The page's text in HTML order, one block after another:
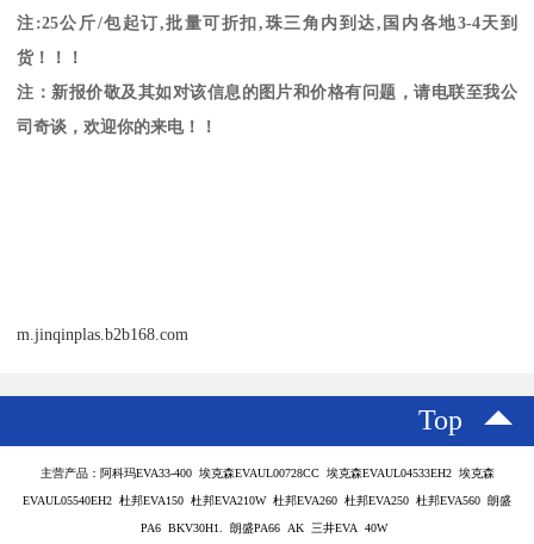
注 :25公斤/包起订,批量可折扣, 珠三角内到达, 国内各地3-4天到
货！！！
注：新报价敬及其如对该信息的图片和价格有问题，请电联至我公
司奇谈，欢迎你的来电！！
m.jinqinplas.b2b168.com
Top
主营产品：阿科玛EVA33-400 埃克森EVAUL00728CC 埃克森EVAUL04533EH2 埃克森
EVAUL05540EH2 杜邦EVA150 杜邦EVA210W 杜邦EVA260 杜邦EVA250 杜邦EVA560 朗盛
PA6 BKV30H1. 朗盛PA66 AK 三井EVA 40W